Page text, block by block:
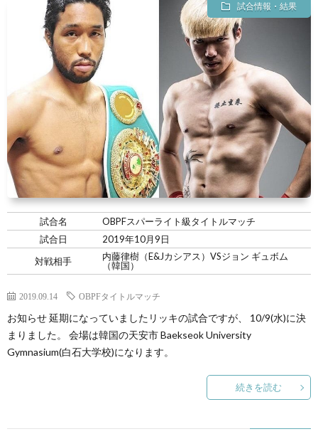
試合情報・結果
試合名
OBPFスパーライト級タイトルマッチ
試合日
2019年10月9日
対戦相手
内藤律樹（E&Jカシアス）VSジョン ギュボム
（韓国）
2019.09.14 OBPFタイトルマッチ
お知らせ 延期になっていましたリッキの試合ですが、 10/9(水)に決
まりました。 会場は韓国の天安市 Baekseok University
Gymnasium(白石大学校)になります。
続きを読む